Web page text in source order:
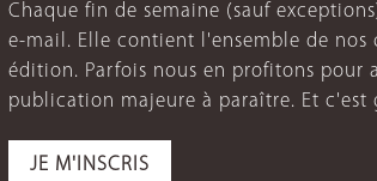
Chaque fin de semaine (sauf
e-mail. Elle contient l'ensemble de
édition. Parfois nous en profitons pour
publication majeure à paraître. Et c'est
JE M'INSCRIS